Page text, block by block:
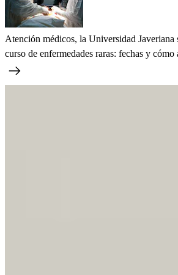
Atención médicos, la Universidad Javeriana
curso de enfermedades raras: fechas y cómo